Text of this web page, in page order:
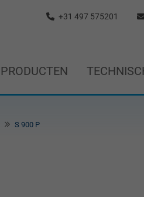
+31 497 575201
PRODUCTEN
S 900 P